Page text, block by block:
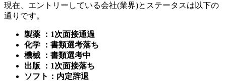
現在、エントリーしている会社(業界)とステータスは以下の
通りです。
製薬 ：1次面接通過
化学 ： 書類選考落ち
機械 ：書類選考中
出版 ：1次面接落ち
ソフト：内定辞退